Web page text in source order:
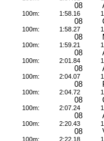
08
100m: 1:58.16
08
100m: 1:58.27
08
100m: 1:59.21
08
100m: 2:01.84
08
100m: 2:04.07
08
100m: 2:04.72
08
100m: 2:07.24
08
100m: 2:20.43
08
100m: 2:22.18